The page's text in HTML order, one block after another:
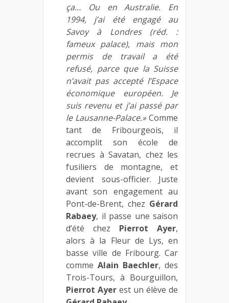
ça… Ou en Australie. En
1994, j’ai été engagé au
Savoy à Londres (réd. :
fameux palace), mais mon
permis de travail a été
refusé, parce que la Suisse
n’avait pas accepté l’Espace
économique européen. Je
suis revenu et j’ai passé par
le Lausanne-Palace.»Comme
tant de Fribourgeois, il
accomplit son école de
recrues à Savatan, chez les
fusiliers de montagne, et
devient sous-officier. Juste
avant son engagement au
Pont-de-Brent, chez Gérard
Rabaey, il passe une saison
d’été chez Pierrot Ayer,
alors à la Fleur de Lys, en
basse ville de Fribourg. Car
comme Alain Baechler, des
Trois-Tours, à Bourguillon,
Pierrot Ayer est un élève de